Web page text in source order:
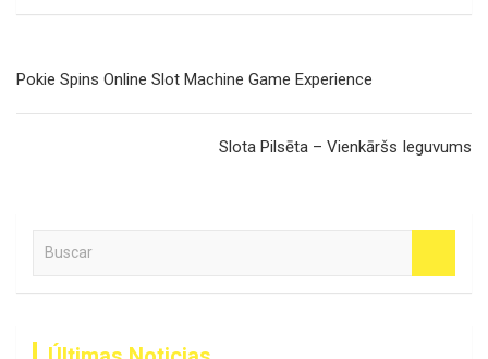
Pokie Spins Online Slot Machine Game Experience
Slota Pilsēta – Vienkāršs Ieguvums